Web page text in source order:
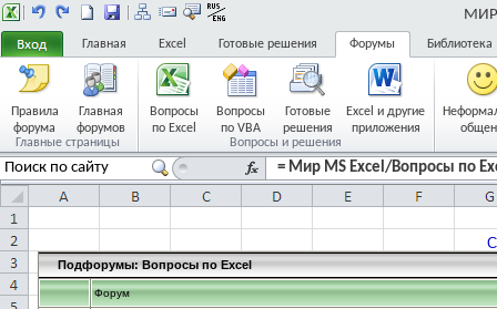
МИР
Главная Excel Готовые решения Форумы Библиотека
Правила
форума
Главная
форумов
Главные страницы
Вопросы
по Excel
Вопросы
по VBA
Готовые
решения
Excel и другие
приложения
Вопросы и решения
= Мир MS Excel/Вопросы по
Подфорумы: Вопросы по Excel
Форум